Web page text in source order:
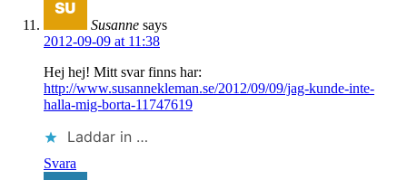
Susanne says
2012-09-09 at 11:38
Hej hej! Mitt svar finns har:
http://www.susannekleman.se/2012/09/09/jag-kunde-inte-
halla-mig-borta-11747619
Laddar in …
Svara